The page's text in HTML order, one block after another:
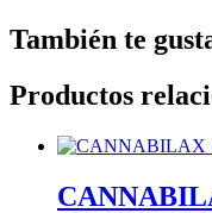
También te
Productos